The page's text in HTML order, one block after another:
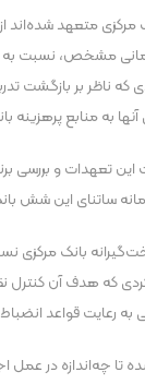
مرکزی متعهد شده‌اند
زمانی مشخص، نسبت
که ناظر بر بازگشت
به منابع پرهزینه
این تعهدات و بررسی
ساتنای این شش
بانک مرکزی
که هدف آن کنترل
به رعایت قواعد
تا چه‌اندازه در